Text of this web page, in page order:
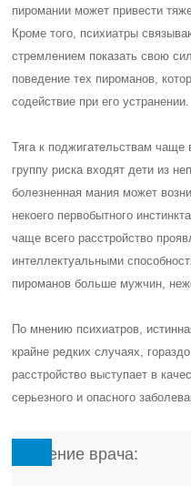
пиромании может привести
Кроме того, психиатры
стремлением показать свою
поведение тех пироманов,
содействие при его устранении.
Тяга к поджигательствам
группу риска входят дети из
болезненная мания может
некоего первобытного
чаще всего расстройство
интеллектуальными
пироманов больше мужчин,
По мнению психиатров,
крайне редких случаях,
расстройство выступает в
серьезного и опасного
Мнение врача: